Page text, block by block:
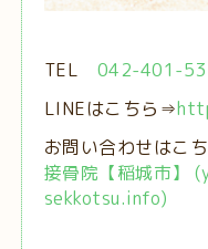
TEL 042-401-
LINEはこちら⇒
お問い合わせはこ
接骨院【稲城市】
sekkotsu.info)